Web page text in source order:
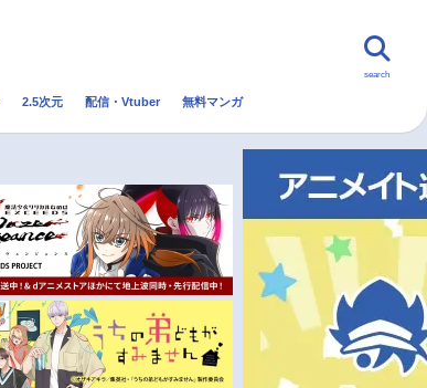
トレンド 無料マンガ
秋アニメ
冬アニメ
search
2.5次元 配信・Vtuber 無料マンガ